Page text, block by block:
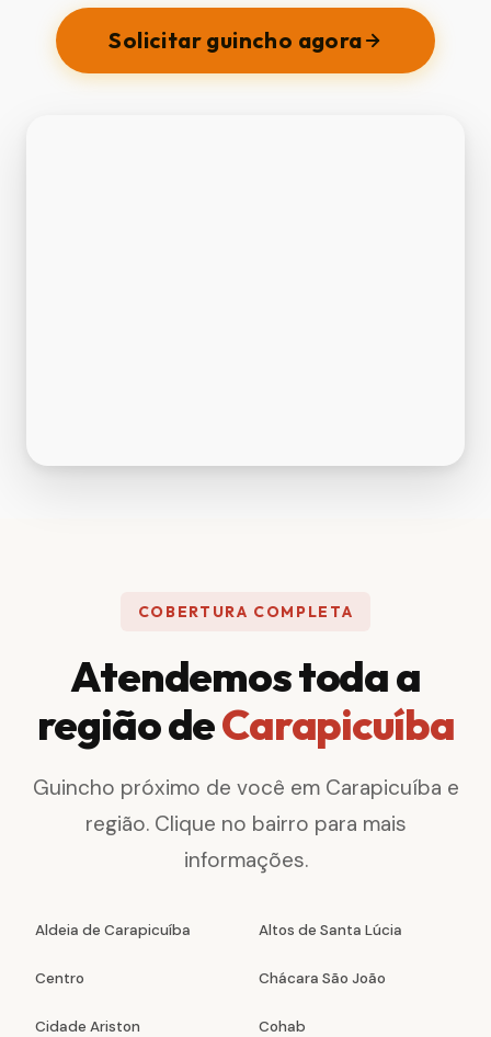
Solicitar guincho agora
COBERTURA COMPLETA
Atendemos toda a
região deCarapicuíba
Guincho próximo de você em Carapicuíba e
região. Clique no bairro para mais
informações.
Aldeia de Carapicuíba Altos de Santa Lúcia
Centro Chácara São João
Cidade Ariston Cohab